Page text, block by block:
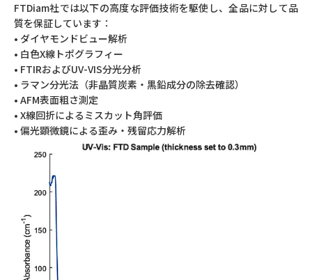
FTDiam社では以下の高度な評価技術を駆使し、全品に対して品
質を保証しています：
• ダイヤモンドビュー解析
• 白色X線トポグラフィー
• FTIRおよびUV-VIS分光分析
• ラマン分光法（非晶質炭素・黒鉛成分の除去確認）
• AFM表面粗さ測定
• X線回折によるミスカット角評価
• 偏光顕微鏡による歪み・残留応力解析